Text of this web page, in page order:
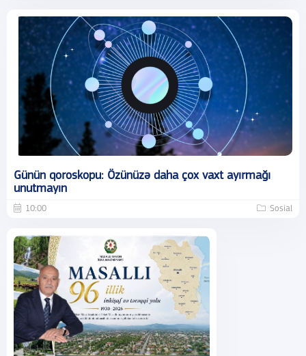
Günün qoroskopu: Özünüzə daha çox vaxt ayırmağı
unutmayın
10:00 Sosial